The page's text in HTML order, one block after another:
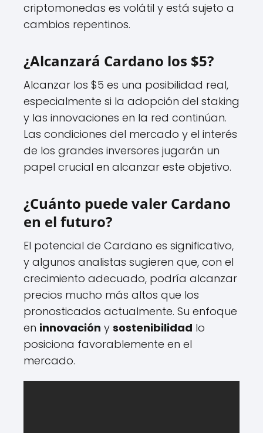
criptomonedas es volátil y está sujeto a
cambios repentinos.
¿Alcanzará Cardano los $5?
Alcanzar los $5 es una posibilidad real,
especialmente si la adopción del staking
y las innovaciones en la red continúan.
Las condiciones del mercado y el interés
de los grandes inversores jugarán un
papel crucial en alcanzar este objetivo.
¿Cuánto puede valer Cardano
en el futuro?
El potencial de Cardano es significativo,
y algunos analistas sugieren que, con el
crecimiento adecuado, podría alcanzar
precios mucho más altos que los
pronosticados actualmente. Su enfoque
en innovación y sostenibilidad lo
posiciona favorablemente en el
mercado.